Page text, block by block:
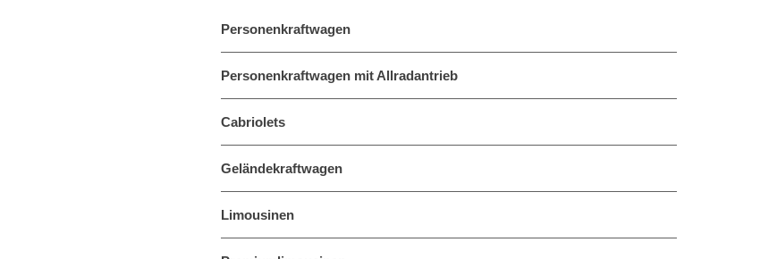
Personenkraftwagen
Personenkraftwagen mit Allradantrieb
Cabriolets
Geländekraftwagen
Limousinen